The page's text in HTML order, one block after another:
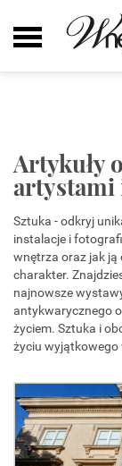
Artykuły
artystami
Sztuka - odkryj
instalacje i
wnętrza oraz jak ją
charakter.
najnowsze
antykwarycznego
życiem. Sztuka i
życiu wyjątkowego